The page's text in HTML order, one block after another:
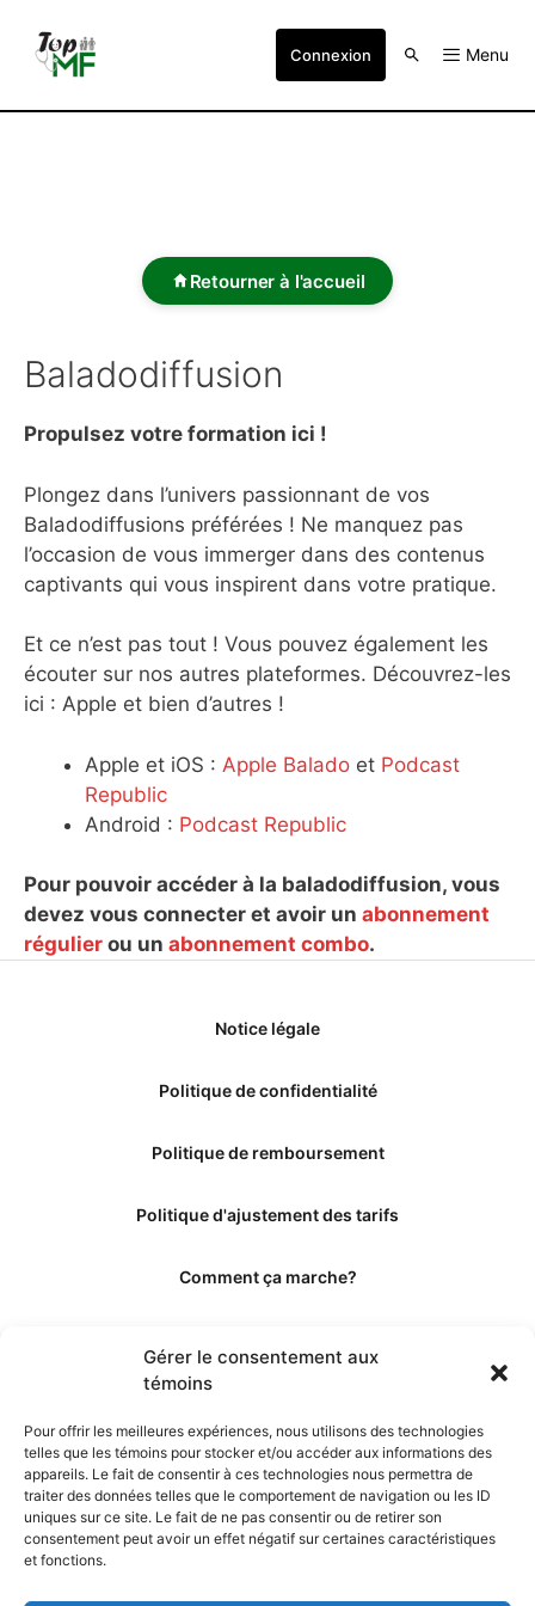
Gérer le consentement aux
témoins
Pour offrir les meilleures expériences, nous utilisons des technologies
telles que les témoins pour stocker et/ou accéder aux informations des
appareils. Le fait de consentir à ces technologies nous permettra de
traiter des données telles que le comportement de navigation ou les ID
uniques sur ce site. Le fait de ne pas consentir ou de retirer son
consentement peut avoir un effet négatif sur certaines caractéristiques
et fonctions.
Connexion Menu
Retourner à l'accueil
Baladodiffusion
Propulsez votre formation ici !
Plongez dans l’univers passionnant de vos
Baladodiffusions préférées ! Ne manquez pas
l’occasion de vous immerger dans des contenus
captivants qui vous inspirent dans votre pratique.
Et ce n’est pas tout ! Vous pouvez également les
écouter sur nos autres plateformes. Découvrez-les
ici : Apple et bien d’autres !
Apple et iOS : Apple Balado et Podcast
Republic
Android : Podcast Republic
Pour pouvoir accéder à la baladodiffusion, vous
devez vous connecter et avoir un abonnement
régulier ou un abonnement combo.
Notice légale
Politique de confidentialité
Politique de remboursement
Politique d'ajustement des tarifs
Comment ça marche?
Les éditeurs
Les experts et collaborateurs